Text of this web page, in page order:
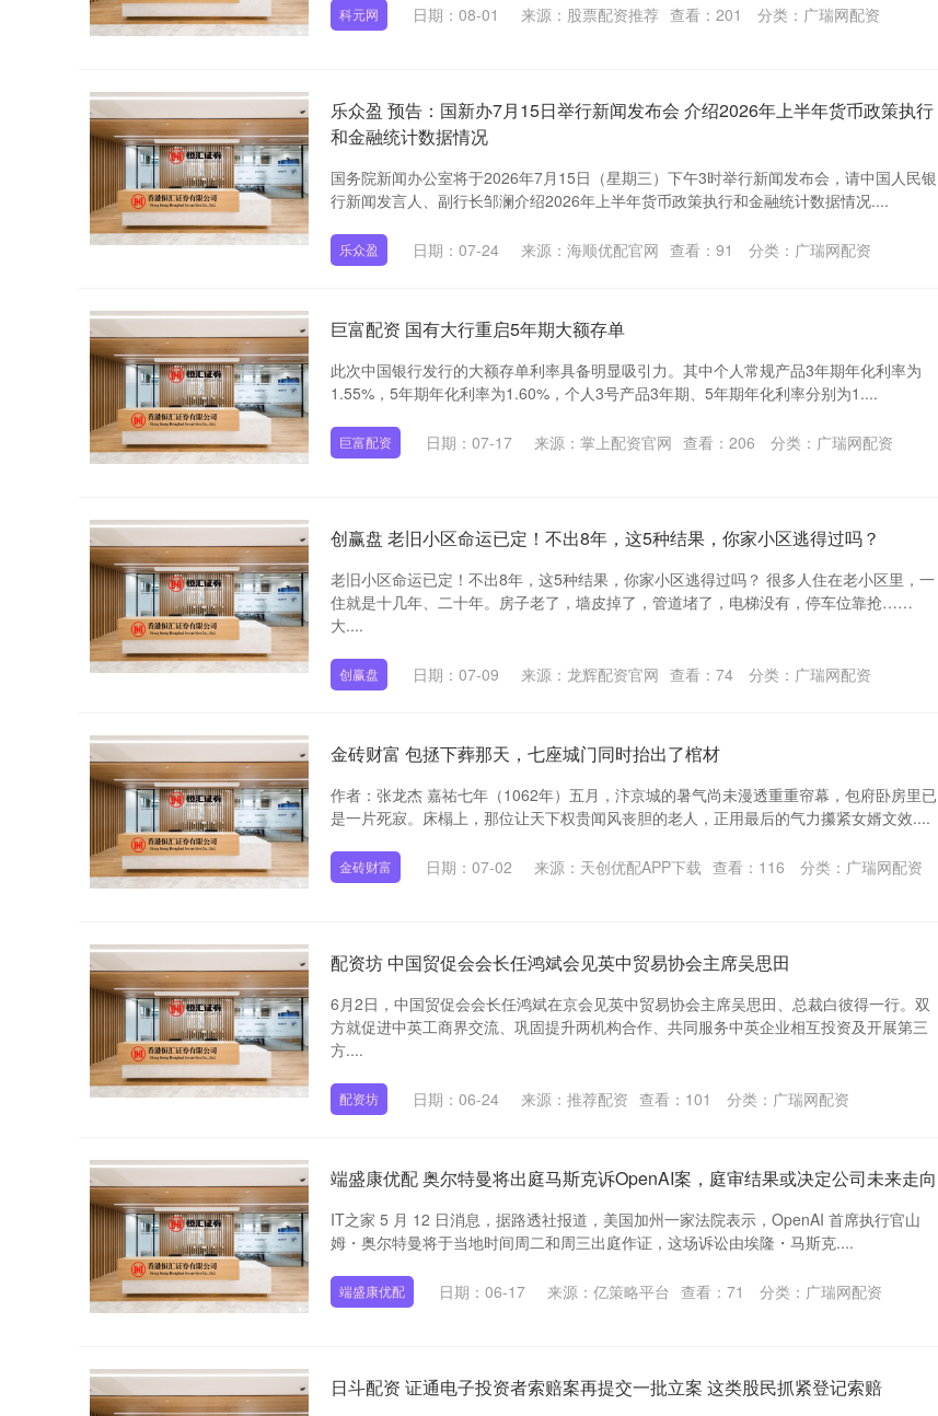
科元网 日期：08-01 来源：股票配资推荐 查看： 201 分类： 广瑞网配资
乐众盈 预告：国新办7月15日举行新闻发布会 介绍2026年上半年货币政策执行
和金融统计数据情况
国务院新闻办公室将于2026年7月15日（星期三）下午3时举行新闻发布会，请中国人民银
行新闻发言人、副行长邹澜介绍2026年上半年货币政策执行和金融统计数据情况....
乐众盈 日期：07-24 来源：海顺优配官网 查看： 91 分类： 广瑞网配资
巨富配资 国有大行重启5年期大额存单
此次中国银行发行的大额存单利率具备明显吸引力。其中个人常规产品3年期年化利率为
1.55%，5年期年化利率为1.60%，个人3号产品3年期、5年期年化利率分别为1....
巨富配资 日期：07-17 来源：掌上配资官网 查看： 206 分类： 广瑞网配资
创赢盘 老旧小区命运已定！不出8年，这5种结果，你家小区逃得过吗？
老旧小区命运已定！不出8年，这5种结果，你家小区逃得过吗？ 很多人住在老小区里，一
住就是十几年、二十年。房子老了，墙皮掉了，管道堵了，电梯没有，停车位靠抢……
大....
创赢盘 日期：07-09 来源：龙辉配资官网 查看： 74 分类： 广瑞网配资
金砖财富 包拯下葬那天，七座城门同时抬出了棺材
作者：张龙杰 嘉祐七年（1062年）五月，汴京城的暑气尚未漫透重重帘幕，包府卧房里已
是一片死寂。床榻上，那位让天下权贵闻风丧胆的老人，正用最后的气力攥紧女婿文效....
金砖财富 日期：07-02 来源：天创优配APP下载 查看： 116 分类： 广瑞网配资
配资坊 中国贸促会会长任鸿斌会见英中贸易协会主席吴思田
6月2日，中国贸促会会长任鸿斌在京会见英中贸易协会主席吴思田、总裁白彼得一行。双
方就促进中英工商界交流、巩固提升两机构合作、共同服务中英企业相互投资及开展第三
方....
配资坊 日期：06-24 来源：推荐配资 查看： 101 分类： 广瑞网配资
端盛康优配 奥尔特曼将出庭马斯克诉OpenAI案，庭审结果或决定公司未来走向
IT之家 5 月 12 日消息，据路透社报道，美国加州一家法院表示，OpenAI 首席执行官山
姆・奥尔特曼将于当地时间周二和周三出庭作证，这场诉讼由埃隆・马斯克....
端盛康优配 日期：06-17 来源：亿策略平台 查看： 71 分类： 广瑞网配资
日斗配资 证通电子投资者索赔案再提交一批立案 这类股民抓紧登记索赔